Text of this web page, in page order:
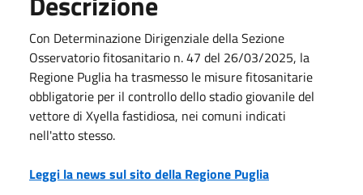
Con Determinazione Dirigenziale della Sezione
Osservatorio fitosanitario n. 47 del 26/03/2025, la
Regione Puglia ha trasmesso le misure fitosanitarie
obbligatorie per il controllo dello stadio giovanile del
vettore di Xyella fastidiosa, nei comuni indicati
nell'atto stesso.
Leggi la news sul sito della Regione Puglia